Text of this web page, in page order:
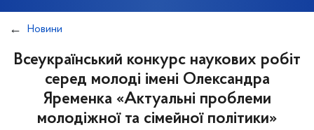
Новини
Всеукраїнський конкурс наукових робіт
серед молоді імені Олександра
Яременка «Актуальні проблеми
молодіжної та сімейної політики»